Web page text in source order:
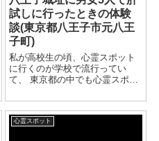
試しに行ったときの体験
談(東京都八王子市元八王
子町)
私が高校生の頃、心霊スポット
に行くのが学校で流行ってい
て、 東京都の中でも心霊スポッ
で行くことになりました。 もと
もと、知り合いの友達が行った
ことがあり、 ただならぬ雰囲気
心霊スポット